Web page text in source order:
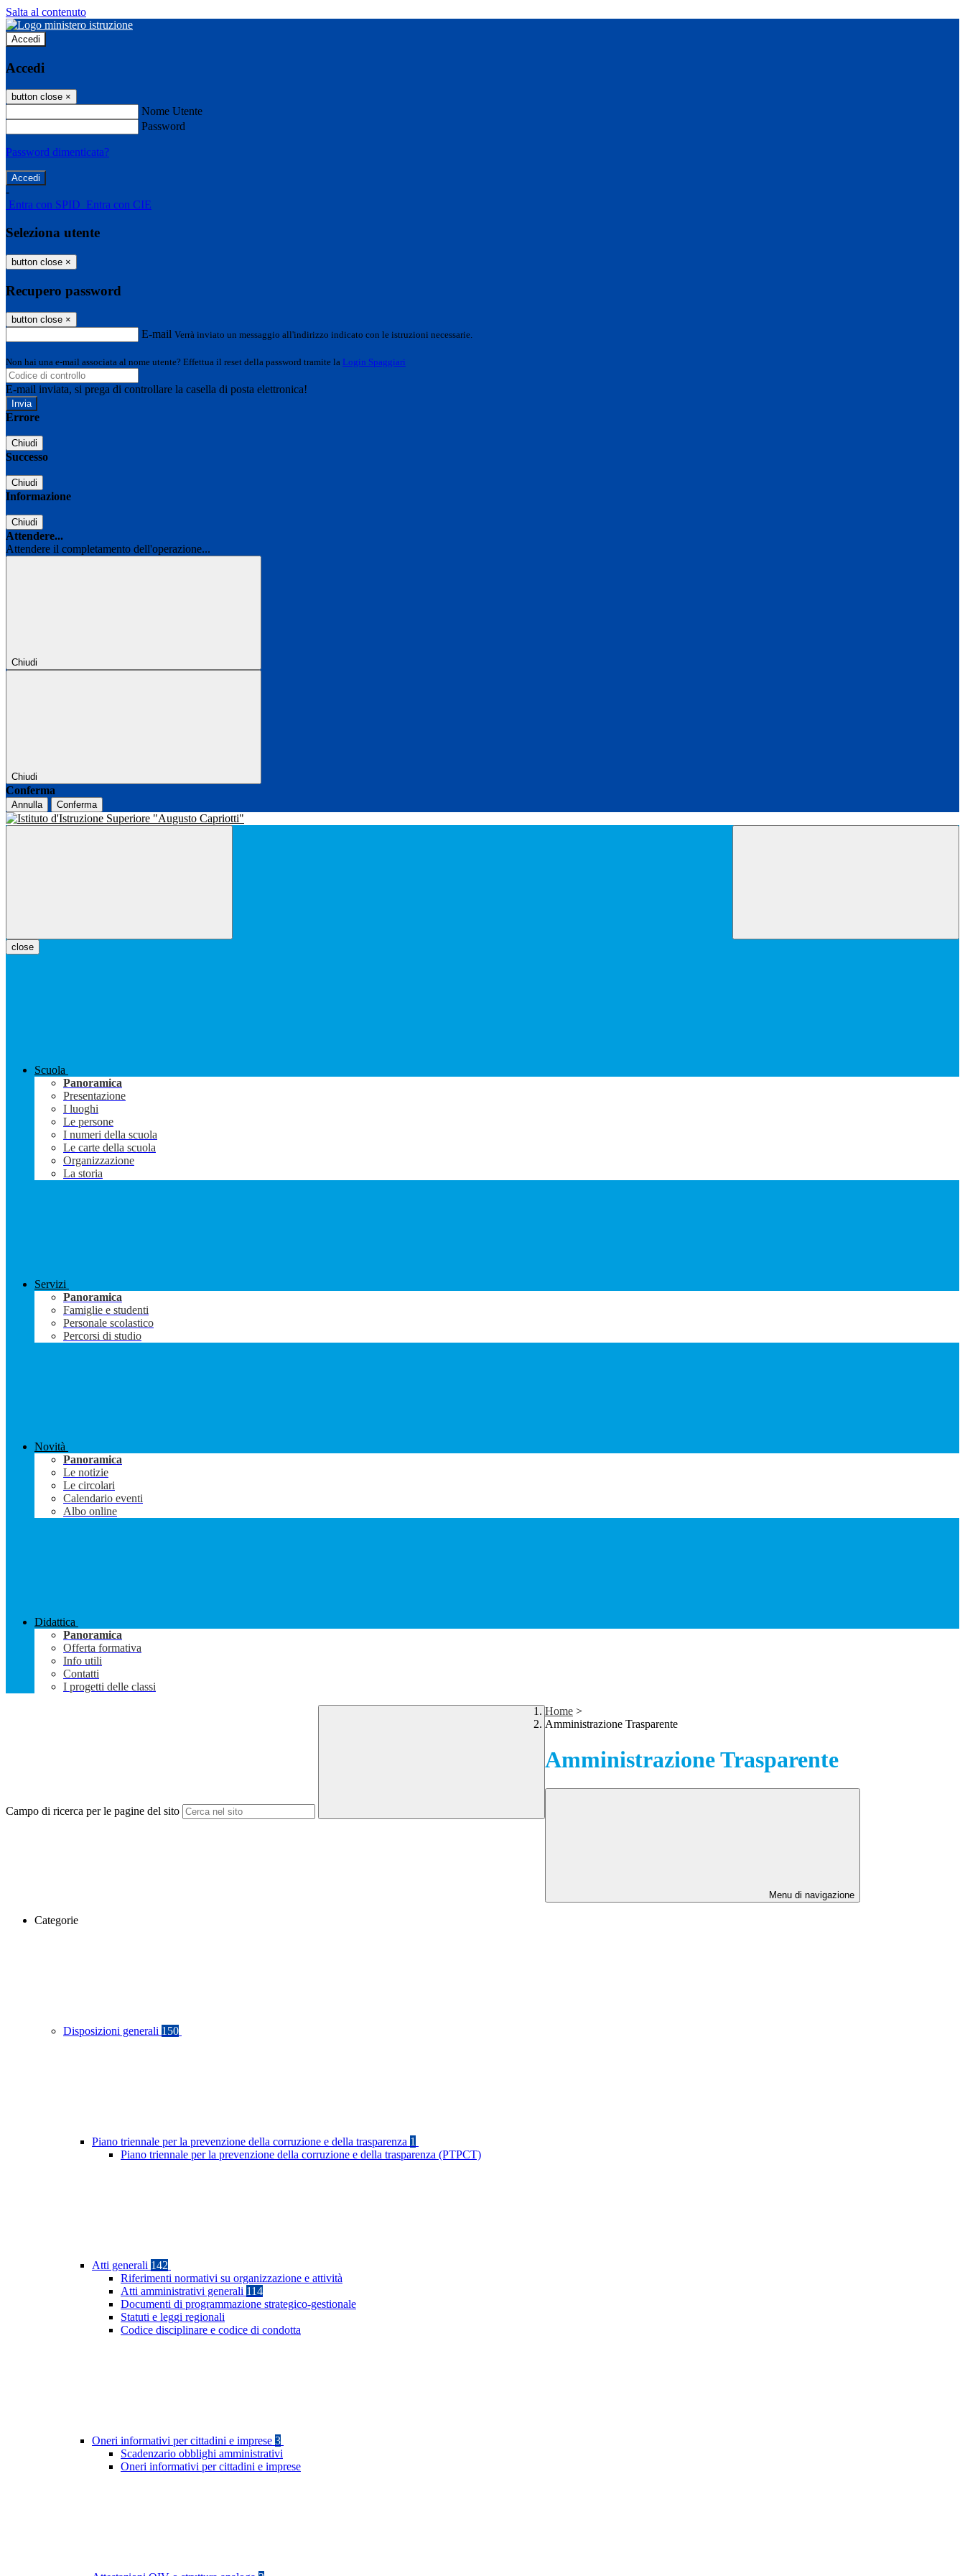
Salta al contenuto
Accedi
Accedi
button close ×
Nome Utente
Password
Password dimenticata?
-
Entra con SPID Entra con CIE
Seleziona utente
button close ×
Recupero password
button close ×
E-mail Verrà inviato un messaggio all'indirizzo indicato con le istruzioni necessarie.
Non hai una e-mail associata al nome utente? Effettua il reset della password tramite la Login Spaggiari
E-mail inviata, si prega di controllare la casella di posta elettronica!
Errore
Chiudi
Successo
Chiudi
Informazione
Chiudi
Attendere...
Attendere il completamento dell'operazione...
Chiudi
Chiudi
Conferma
Annulla Conferma
close
Scuola
Panoramica
Presentazione
I luoghi
Le persone
I numeri della scuola
Le carte della scuola
Organizzazione
La storia
Servizi
Panoramica
Famiglie e studenti
Personale scolastico
Percorsi di studio
Novità
Panoramica
Le notizie
Le circolari
Calendario eventi
Albo online
Didattica
Panoramica
Offerta formativa
Info utili
Contatti
I progetti delle classi
Campo di ricerca per le pagine del sito
Home >
Amministrazione Trasparente
Amministrazione Trasparente
Menu di navigazione
Categorie
Disposizioni generali 150
Piano triennale per la prevenzione della corruzione e della trasparenza 1
Piano triennale per la prevenzione della corruzione e della trasparenza (PTPCT)
Atti generali 142
Riferimenti normativi su organizzazione e attività
Atti amministrativi generali 114
Documenti di programmazione strategico-gestionale
Statuti e leggi regionali
Codice disciplinare e codice di condotta
Oneri informativi per cittadini e imprese 3
Scadenzario obblighi amministrativi
Oneri informativi per cittadini e imprese